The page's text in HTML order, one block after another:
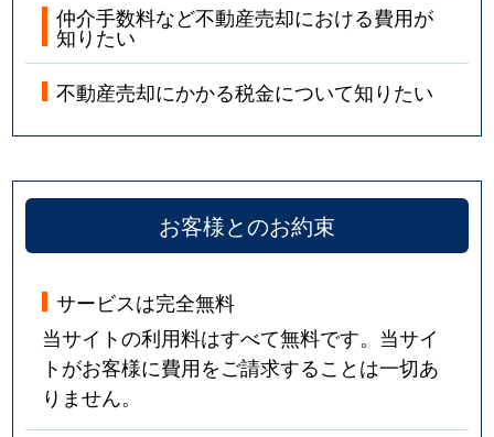
仲介手数料など不動産売却における費用が
知りたい
不動産売却にかかる税金について知りたい
お客様とのお約束
サービスは完全無料
当サイトの利用料はすべて無料です。当サイ
トがお客様に費用をご請求することは一切あ
りません。